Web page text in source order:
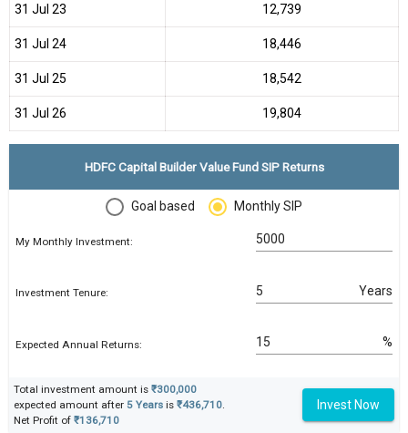
31 Jul 23 ₹12,739
31 Jul 24 ₹18,446
31 Jul 25 ₹18,542
31 Jul 26 ₹19,804
HDFC Capital Builder Value Fund SIP Returns
Goal based Monthly SIP
My Monthly Investment:
Investment Tenure: Years
Expected Annual Returns: %
Total investment amount is ₹300,000
expected amount after 5 Years is ₹436,710
Net Profit of ₹136,710
Invest Now